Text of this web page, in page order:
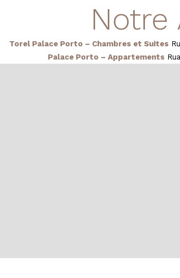
Notre
Torel Palace Porto – Chambres et Suites
Palace Porto – Appartements